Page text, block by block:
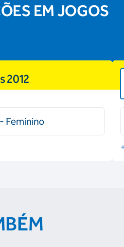
EM JOGOS
2012
Feminino